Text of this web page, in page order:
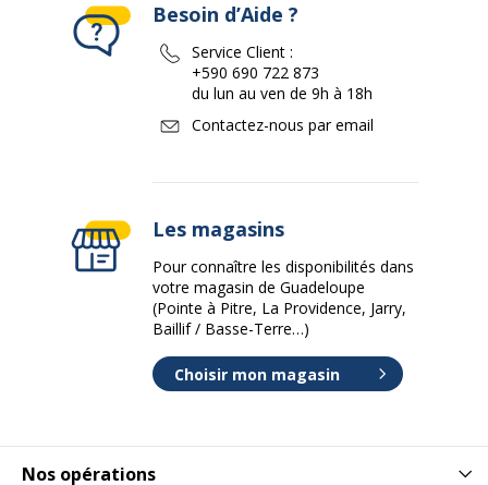
Nos opérations
Besoin d’Aide ?
Service Client :
+590 690 722 873
du lun au ven de 9h à 18h
Contactez-nous par email
Les magasins
Pour connaître les disponibilités dans
votre magasin de Guadeloupe
(Pointe à Pitre, La Providence, Jarry,
Baillif / Basse-Terre…)
Choisir mon magasin